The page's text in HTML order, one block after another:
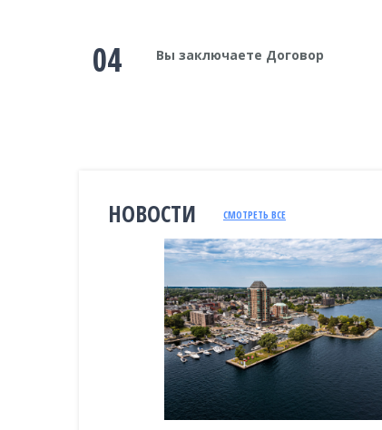
04 Вы заключаете Договор
НОВОСТИ СМОТРЕТЬ ВСЕ